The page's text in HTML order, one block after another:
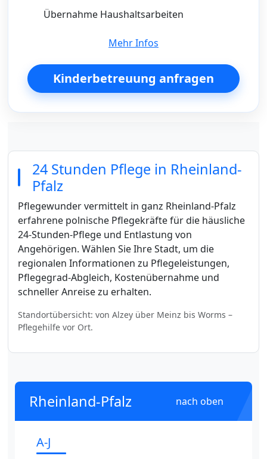
Übernahme Haushaltsarbeiten
Mehr Infos
Kinderbetreuung anfragen
24 Stunden Pflege in Rheinland-
Pfalz
Pflegewunder vermittelt in ganz Rheinland-Pfalz
erfahrene polnische Pflegekräfte für die häusliche
24-Stunden-Pflege und Entlastung von
Angehörigen. Wählen Sie Ihre Stadt, um die
regionalen Informationen zu Pflegeleistungen,
Pflegegrad-Abgleich, Kostenübernahme und
schneller Anreise zu erhalten.
Standortübersicht: von Alzey über Meinz bis Worms –
Pflegehilfe vor Ort.
Rheinland-Pfalz nach oben
A-J